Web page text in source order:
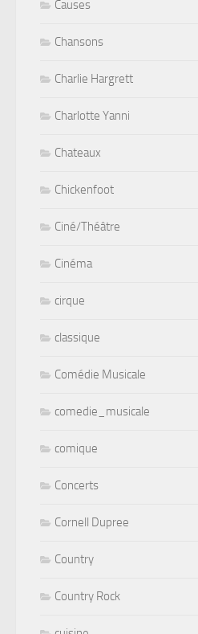
Causes
Chansons
Charlie Hargrett
Charlotte Yanni
Chateaux
Chickenfoot
Ciné/Théâtre
Cinéma
cirque
classique
Comédie Musicale
comedie_musicale
comique
Concerts
Cornell Dupree
Country
Country Rock